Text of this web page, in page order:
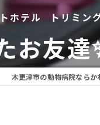
ホテル トリミン
お友
木更津市の動物病院ならか